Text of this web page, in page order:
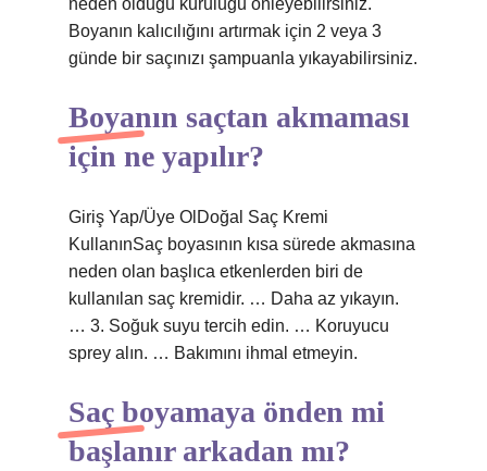
neden olduğu kuruluğu önleyebilirsiniz.
Boyanın kalıcılığını artırmak için 2 veya 3
günde bir saçınızı şampuanla yıkayabilirsiniz.
Boyanın saçtan akmaması
için ne yapılır?
Giriş Yap/Üye OlDoğal Saç Kremi
KullanınSaç boyasının kısa sürede akmasına
neden olan başlıca etkenlerden biri de
kullanılan saç kremidir. … Daha az yıkayın.
… 3. Soğuk suyu tercih edin. … Koruyucu
sprey alın. … Bakımını ihmal etmeyin.
Saç boyamaya önden mi
başlanır arkadan mı?